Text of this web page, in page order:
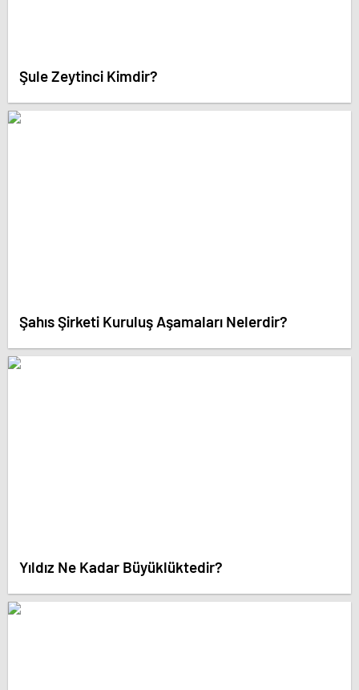
Şule Zeytinci Kimdir?
Şahıs Şirketi Kuruluş Aşamaları Nelerdir?
Yıldız Ne Kadar Büyüklüktedir?